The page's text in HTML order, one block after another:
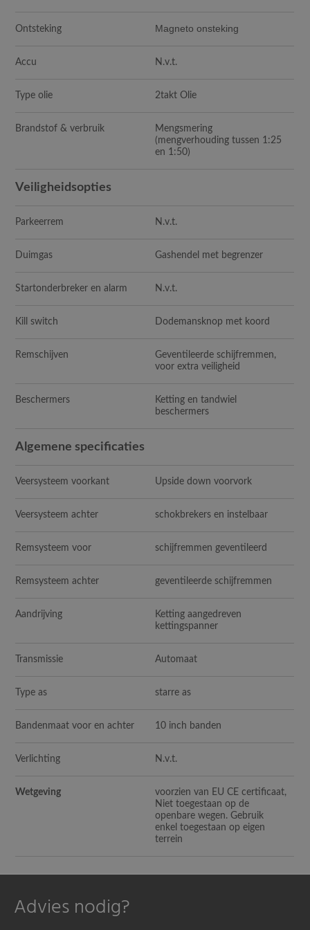
Ontsteking Magneto onsteking
Accu N.v.t.
Type olie 2takt Olie
Brandstof & verbruik
Mengsmering
(mengverhouding tussen 1:25
en 1:50)
Veiligheidsopties
Parkeerrem N.v.t.
Duimgas Gashendel met begrenzer
Startonderbreker en alarm N.v.t.
Kill switch Dodemansknop met koord
Remschijven
Geventileerde schijfremmen,
voor extra veiligheid
Beschermers
Ketting en tandwiel
beschermers
Algemene specificaties
Veersysteem voorkant Upside down voorvork
Veersysteem achter schokbrekers en instelbaar
Remsysteem voor schijfremmen geventileerd
Remsysteem achter geventileerde schijfremmen
Aandrijving
Ketting aangedreven
kettingspanner
Transmissie Automaat
Type as starre as
Bandenmaat voor en achter 10 inch banden
Verlichting N.v.t.
Wetgeving
voorzien van EU CE certificaat,
Niet toegestaan op de
openbare wegen. Gebruik
enkel toegestaan op eigen
terrein
Advies nodig?